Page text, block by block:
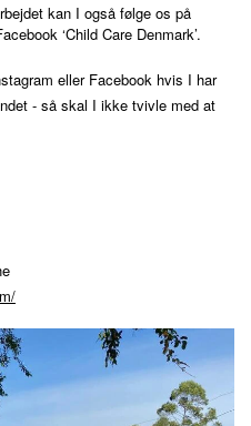
LOGIN
kan I også følge os på
‘Child Care Denmark’.
eller Facebook hvis I har
- så skal I ikke tvivle med at